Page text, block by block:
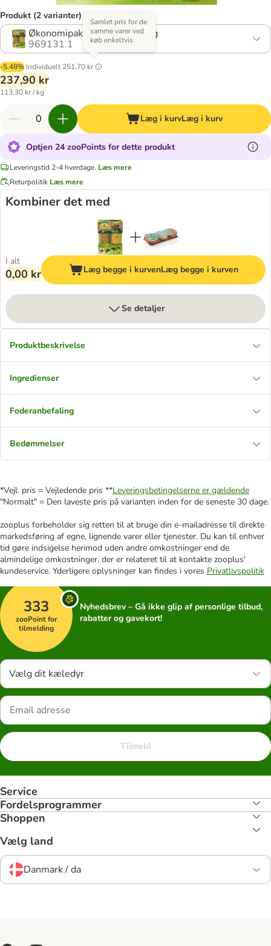
Produkt (2 varianter)
Økonomipakke: 6 stk. à 350 g
969131.1
-5.48% Individuelt 251,70 kr
Samlet pris for de
samme varer ved
køb enkeltvis
237,90 kr
113,30 kr / kg
Læg i kurvLæg i kurv
Optjen 24 zooPoints for dette produkt
Leveringstid 2-4 hverdage. Læs mere
Returpolitik Læs mere
Kombiner det med
I alt
0,00 kr Læg begge i kurvenLæg begge i kurven
Se detaljer
Produktbeskrivelse
Ingredienser
Foderanbefaling
Bedømmelser
*Vejl. pris = Vejledende pris **Leveringsbetingelserne er gældende
"Normalt" = Den laveste pris på varianten inden for de seneste 30 dage.
zooplus forbeholder sig retten til at bruge din e-mailadresse til direkte
markedsføring af egne, lignende varer eller tjenester. Du kan til enhver
tid gøre indsigelse herimod uden andre omkostninger end de
almindelige omkostninger, der er relateret til at kontakte zooplus'
kundeservice. Yderligere oplysninger kan findes i vores Privatlivspolitik
333
zooPoint for
tilmelding
Nyhedsbrev – Gå ikke glip af personlige tilbud,
rabatter og gavekort!
Vælg dit kæledyr
Tilmeld
Service
Fordelsprogrammer
Shoppen
Vælg land
Danmark / da